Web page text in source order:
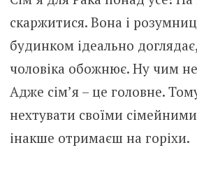
скаржитися. Вона і
будинком ідеально
чоловіка обожнює. Ну чим
Адже сім’я – це головне.
нехтувати своїми
інакше отримаєш на горіхи.